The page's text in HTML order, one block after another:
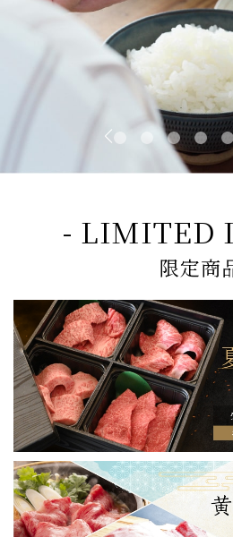
- LIMITED
限定商